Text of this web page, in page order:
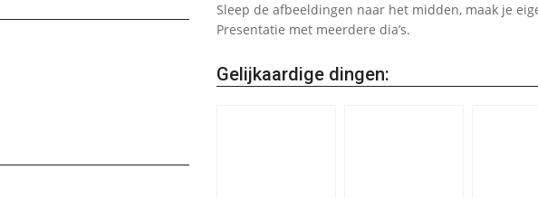
Sleep de afbeeldingen naar het midden, maak je
Presentatie met meerdere dia’s.
Gelijkaardige dingen: